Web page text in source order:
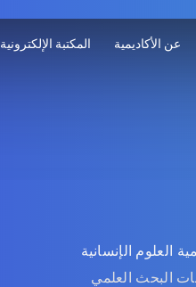
عن الأكاديمية المكتبة الإلكترونية
العلوم الإنسانية
البحث العلمي